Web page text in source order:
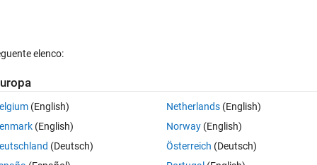
R2012b and Visual Studio Professional 2017.The mex setup does
Microsoft Visual C++ 2015 toolset is also installed via
elenco:
(English)
(English)
(Deutsch)
Netherlands(English)
Norway(English)
Österreich (Deutsch)